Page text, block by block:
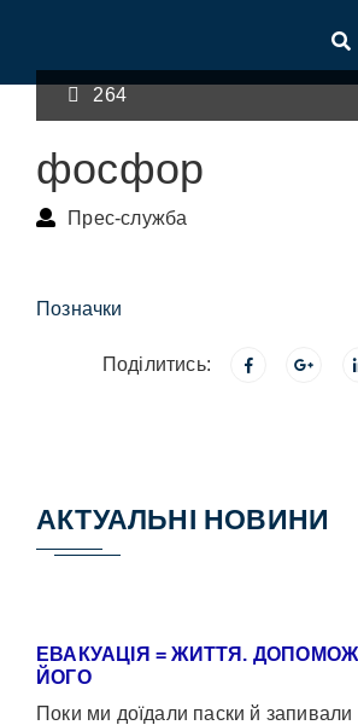
264
фосфор
Прес-служба
Позначки
Поділитись:
АКТУАЛЬНІ НОВИНИ
ЕВАКУАЦІЯ = ЖИТТЯ.
ЙОГО
Поки ми доїдали паски й